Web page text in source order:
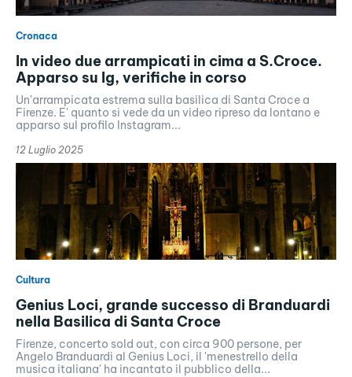
Cronaca
In video due arrampicati in cima a S.Croce.
Apparso su Ig, verifiche in corso
Un'arrampicata estrema sulla basilica di Santa Croce a
Firenze. E' quanto si vede da un video ripreso da lontano e
apparso sul profilo Instagram...
12 Luglio 2025
Cultura
Genius Loci, grande successo di Branduardi
nella Basilica di Santa Croce
Firenze, concerto sold out, con circa 900 persone, per
Angelo Branduardi al Genius Loci, il 'menestrello della
musica italiana' ha incantato il pubblico della...